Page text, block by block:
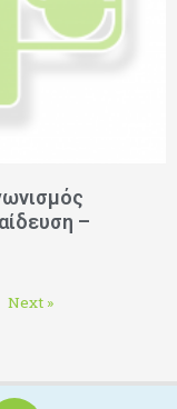
–
Next »